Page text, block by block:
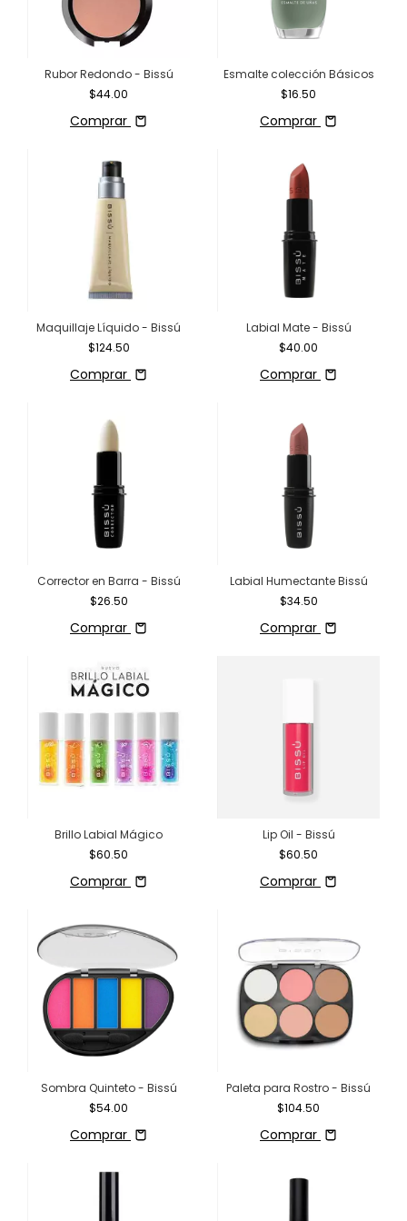
Rubor Redondo - Bissú
$44.00
Comprar
Esmalte colección Básicos
$16.50
Comprar
Maquillaje Líquido - Bissú
$124.50
Comprar
Labial Mate - Bissú
$40.00
Comprar
Corrector en Barra - Bissú
$26.50
Comprar
Labial Humectante Bissú
$34.50
Comprar
Brillo Labial Mágico
$60.50
Comprar
Lip Oil - Bissú
$60.50
Comprar
Sombra Quinteto - Bissú
$54.00
Comprar
Paleta para Rostro - Bissú
$104.50
Comprar